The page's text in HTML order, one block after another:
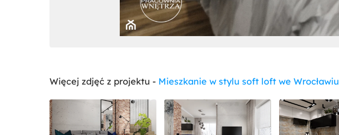
Więcej zdjęć z projektu - Mieszkanie w stylu soft loft we Wrocławiu